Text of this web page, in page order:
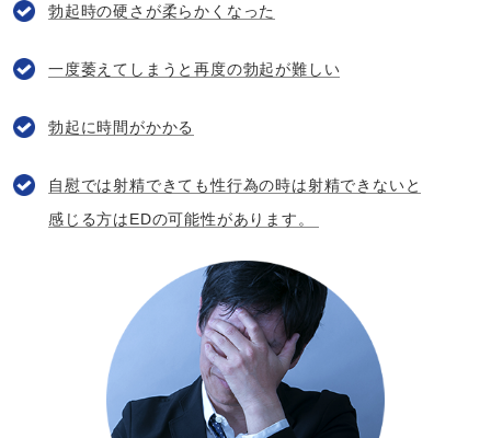
勃起時の硬さが柔らかくなった
一度萎えてしまうと再度の勃起が難しい
勃起に時間がかかる
自慰では射精できても性行為の時は射精できないと
感じる方はEDの可能性があります。